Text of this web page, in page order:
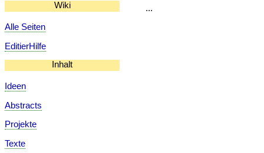
Wiki
Alle Seiten
EditierHilfe
Inhalt
Ideen
Abstracts
Projekte
Texte
...